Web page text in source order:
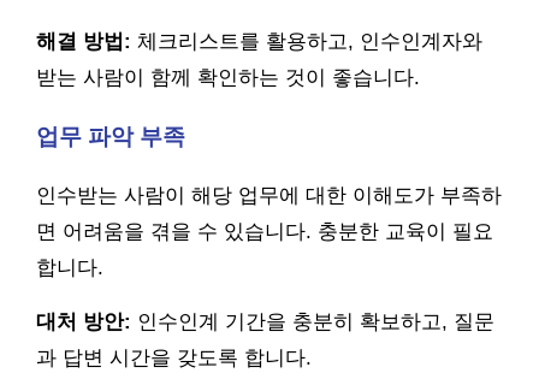
해결 방법: 체크리스트를 활용하고, 인수인계자와
받는 사람이 함께 확인하는 것이 좋습니다.
업무 파악 부족
인수받는 사람이 해당 업무에 대한 이해도가 부족하
면 어려움을 겪을 수 있습니다. 충분한 교육이 필요
합니다.
대처 방안: 인수인계 기간을 충분히 확보하고, 질문
과 답변 시간을 갖도록 합니다.